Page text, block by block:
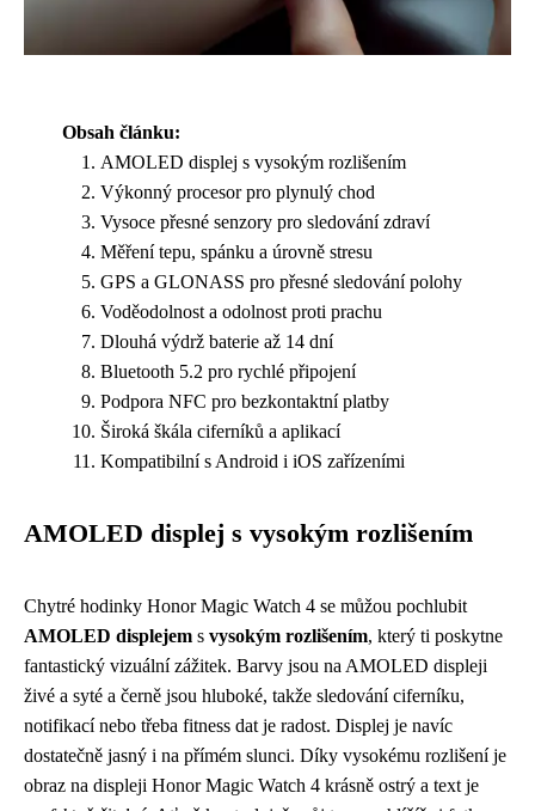
Obsah článku:
AMOLED displej s vysokým rozlišením
Výkonný procesor pro plynulý chod
Vysoce přesné senzory pro sledování zdraví
Měření tepu, spánku a úrovně stresu
GPS a GLONASS pro přesné sledování polohy
Voděodolnost a odolnost proti prachu
Dlouhá výdrž baterie až 14 dní
Bluetooth 5.2 pro rychlé připojení
Podpora NFC pro bezkontaktní platby
Široká škála ciferníků a aplikací
Kompatibilní s Android i iOS zařízeními
AMOLED displej s vysokým rozlišením
Chytré hodinky Honor Magic Watch 4 se můžou pochlubit
AMOLED displejem s vysokým rozlišením, který ti poskytne
fantastický vizuální zážitek. Barvy jsou na AMOLED displeji
živé a syté a černě jsou hluboké, takže sledování ciferníku,
notifikací nebo třeba fitness dat je radost. Displej je navíc
dostatečně jasný i na přímém slunci. Díky vysokému rozlišení je
obraz na displeji Honor Magic Watch 4 krásně ostrý a text je